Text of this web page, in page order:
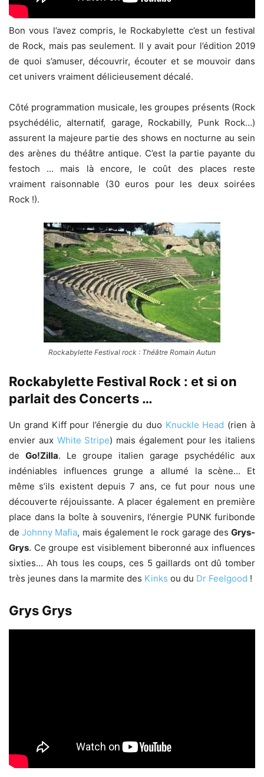
Bon vous l’avez compris, le Rockabylette c’est un festival
de Rock, mais pas seulement. Il y avait pour l’édition 2019
de quoi s’amuser, découvrir, écouter et se mouvoir dans
cet univers vraiment délicieusement décalé.
Côté programmation musicale, les groupes présents (Rock
psychédélic, alternatif, garage, Rockabilly, Punk Rock…)
assurent la majeure partie des shows en nocturne au sein
des arènes du théâtre antique. C’est la partie payante du
festoch … mais là encore, le coût des places reste
vraiment raisonnable (30 euros pour les deux soirées
Rock !).
Rockabylette Festival rock : Théâtre Romain Autun
Rockabylette Festival Rock : et si on
parlait des Concerts …
Un grand Kiff pour l’énergie du duo Knuckle Head (rien à
envier aux White Stripe) mais également pour les italiens
de Go!Zilla. Le groupe italien garage psychédélic aux
indéniables influences grunge a allumé la scène… Et
même s’ils existent depuis 7 ans, ce fut pour nous une
découverte réjouissante. A placer également en première
place dans la boîte à souvenirs, l’énergie PUNK furibonde
deJohnny Mafia, mais également le rock garage desGrys-
Grys. Ce groupe est visiblement biberonné aux influences
sixties… Ah tous les coups, ces 5 gaillards ont dû tomber
très jeunes dans la marmite des Kinks ou du Dr Feelgood !
Grys Grys